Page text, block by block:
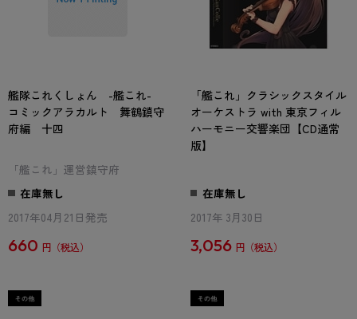
艦隊これくしょん -艦これ-
コミックアラカルト 舞鶴鎮守
府編 十四
「艦これ」運営鎮守府
在庫無し
2017年04月21日発売
660 円
「艦これ」クラシックスタイル
オーケストラ with 東京フィル
ハーモニー交響楽団【CD通常
版】
在庫無し
2017年 3月30日
3,056 円